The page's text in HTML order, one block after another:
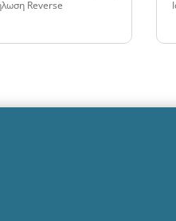
Reverse